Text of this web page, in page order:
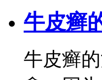
牛皮癣
牛皮癣